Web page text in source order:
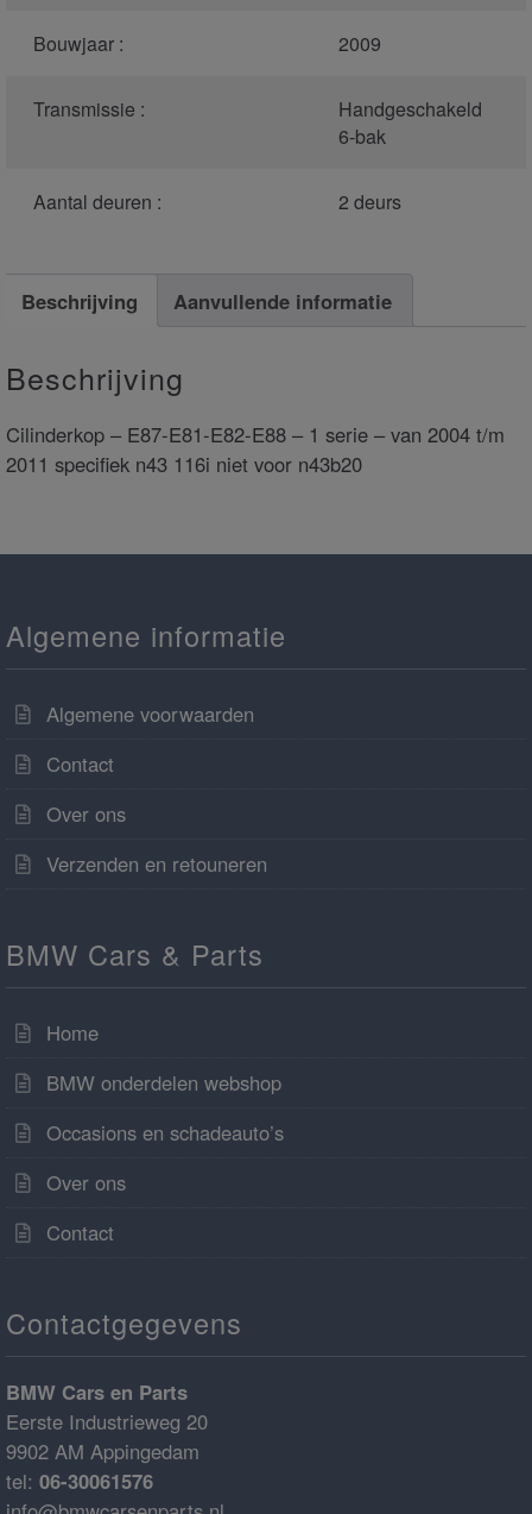
Bouwjaar : 2009
Transmissie :
Handgeschakeld
6-bak
Aantal deuren : 2 deurs
Beschrijving Aanvullende informatie
Beschrijving
Cilinderkop – E87-E81-E82-E88 – 1 serie – van 2004 t/m
2011 specifiek n43 116i niet voor n43b20
Algemene informatie
Algemene voorwaarden
Contact
Over ons
Verzenden en retouneren
BMW Cars & Parts
Home
BMW onderdelen webshop
Occasions en schadeauto’s
Over ons
Contact
Contactgegevens
BMW Cars en Parts
Eerste Industrieweg 20
9902 AM Appingedam
tel: 06-30061576